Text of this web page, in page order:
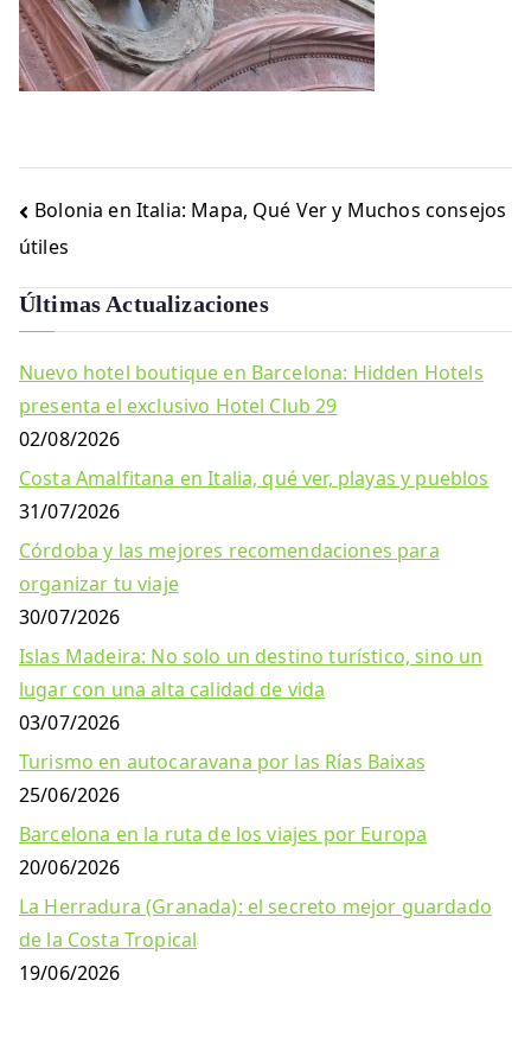
Navegación
de
entradas
Bolonia en Italia: Mapa, Qué Ver y Muchos consejos
útiles
Últimas Actualizaciones
Nuevo hotel boutique en Barcelona: Hidden Hotels
presenta el exclusivo Hotel Club 29
02/08/2026
Costa Amalfitana en Italia, qué ver, playas y pueblos
31/07/2026
Córdoba y las mejores recomendaciones para
organizar tu viaje
30/07/2026
Islas Madeira: No solo un destino turístico, sino un
lugar con una alta calidad de vida
03/07/2026
Turismo en autocaravana por las Rías Baixas
25/06/2026
Barcelona en la ruta de los viajes por Europa
20/06/2026
La Herradura (Granada): el secreto mejor guardado
de la Costa Tropical
19/06/2026